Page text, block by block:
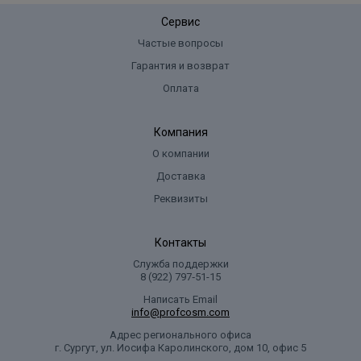
Сервис
Частые вопросы
Гарантия и возврат
Оплата
Компания
О компании
Доставка
Реквизиты
Контакты
Служба поддержки
8 (922) 797‑51-15
Написать Email
info@profcosm.com
Адрес регионального офиса
г. Сургут, ул. Иосифа Каролинского, дом 10, офис 5